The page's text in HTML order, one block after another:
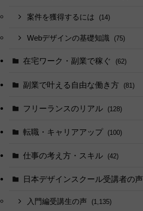
案件を獲得するには (14)
Webデザインの基礎知識 (75)
在宅ワーク・副業で稼ぐ (62)
副業で叶える自由な働き方 (81)
フリーランスのリアル (128)
転職・キャリアアップ (100)
仕事の考え方・スキル (42)
日本デザインスクール受講者の声
入門編受講生の声 (1,135)